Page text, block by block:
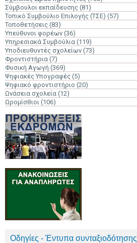
Σύμβουλοι εκπαίδευσης (81)
Τοπικό Συμβούλιο Επιλογής (ΤΣΕ) (57)
Τοποθετήσεις (83)
Υπεύθυνοι φορέων (36)
Υπηρεσιακά Συμβούλια (119)
Υποδιευθυντές σχολείων (73)
Φροντιστήρια (7)
Φυσική Αγωγή (369)
Ψηφιακές Υπογραφές (5)
Ψηφιακό φροντιστήριο (20)
Ωνάσεια σχολεία (12)
Ωρομίσθιοι (106)
Οδηγίες - Έντυπα συνταξιοδότησης